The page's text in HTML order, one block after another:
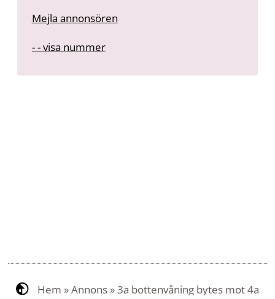
Mejla annonsören
-
- - visa nummer
Hem »Annons »3a bottenvåning bytes mot 4a